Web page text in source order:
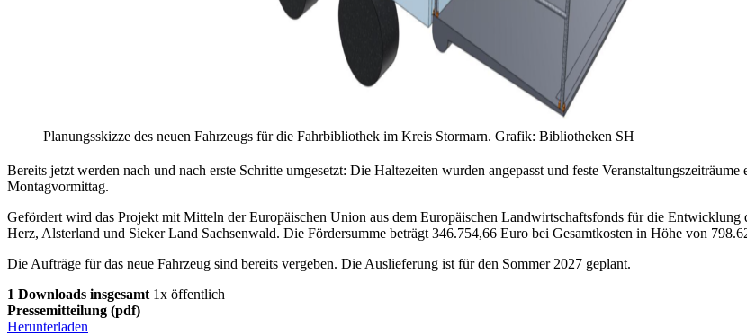
Planungsskizze des neuen Fahrzeugs für die Fahrbibliothek im Kreis Stormarn. Grafik: Bibliotheken SH
Bereits jetzt werden nach und nach erste Schritte umgesetzt: Die Haltezeiten wurden angepasst und feste
Montagvormittag.
Gefördert wird das Projekt mit Mitteln der Europäischen Union aus dem Europäischen Landwirtschaftsfonds für die
Herz, Alsterland und Sieker Land Sachsenwald. Die Fördersumme beträgt 346.754,66 Euro bei Gesamtkosten in Höhe von
Die Aufträge für das neue Fahrzeug sind bereits vergeben. Die Auslieferung ist für den Sommer 2027 geplant.
1 Downloads insgesamt 1x öffentlich
Pressemitteilung (pdf)
Herunterladen